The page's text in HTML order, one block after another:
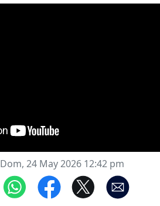
Dom, 24 May 2026 12:42 pm